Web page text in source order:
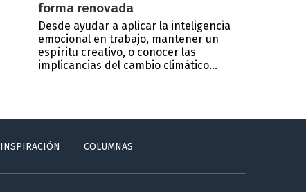
forma renovada
Desde ayudar a aplicar la inteligencia
emocional en trabajo, mantener un
espíritu creativo, o conocer las
implicancias del cambio climático...
INSPIRACIÓN COLUMNAS